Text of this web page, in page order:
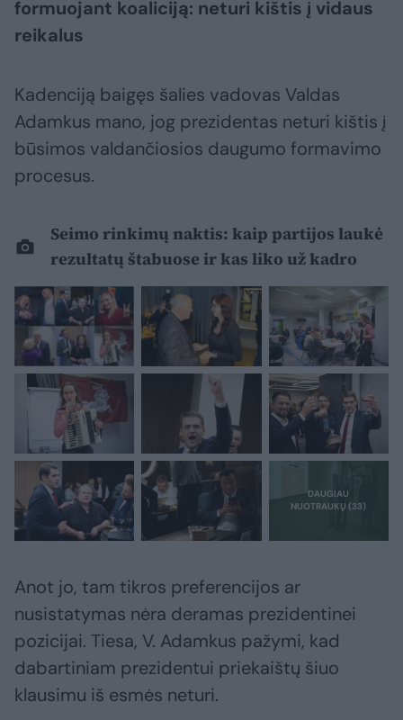
formuojant koaliciją: neturi kištis į vidaus
reikalus
Kadenciją baigęs šalies vadovas Valdas
Adamkus mano, jog prezidentas neturi kištis į
būsimos valdančiosios daugumo formavimo
procesus.
Seimo rinkimų naktis: kaip partijos laukė
rezultatų štabuose ir kas liko už kadro
Anot jo, tam tikros preferencijos ar
nusistatymas nėra deramas prezidentinei
pozicijai. Tiesa, V. Adamkus pažymi, kad
dabartiniam prezidentui priekaištų šiuo
klausimu iš esmės neturi.